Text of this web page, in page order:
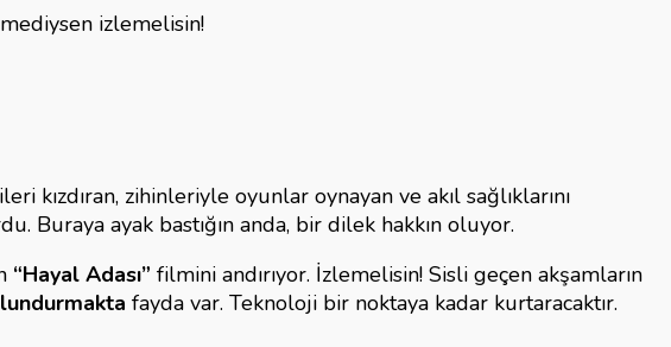
izlemelisin!
kızdıran, zihinleriyle oyunlar oynayan ve akıl sağlıklarını
Buraya ayak bastığın anda, bir dilek hakkın oluyor.
“Hayal Adası” filmini andırıyor. İzlemelisin! Sisli geçen akşamların
fayda var. Teknoloji bir noktaya kadar kurtaracaktır.